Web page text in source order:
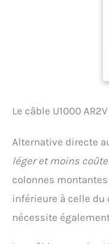
Le câble U1000
Alternative directe
léger et moins
colonnes
inférieure à celle
nécessite